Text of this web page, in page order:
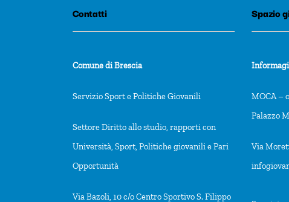
Contatti
Comune di Brescia
Servizio Sport e Politiche Giovanili
Settore Diritto allo studio, rapporti con
Università, Sport, Politiche giovanili e Pari
Opportunità
Via Bazoli, 10 c/o Centro Sportivo S. Filippo
Spazio
MOCA –
Palazzo
Via